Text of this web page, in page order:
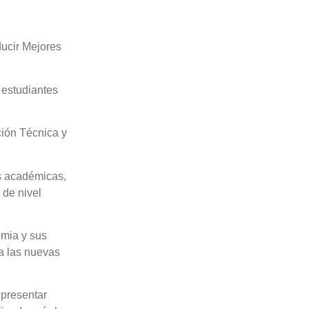
Mejores
Técnica y
académicas,
nivel
y sus
las nuevas